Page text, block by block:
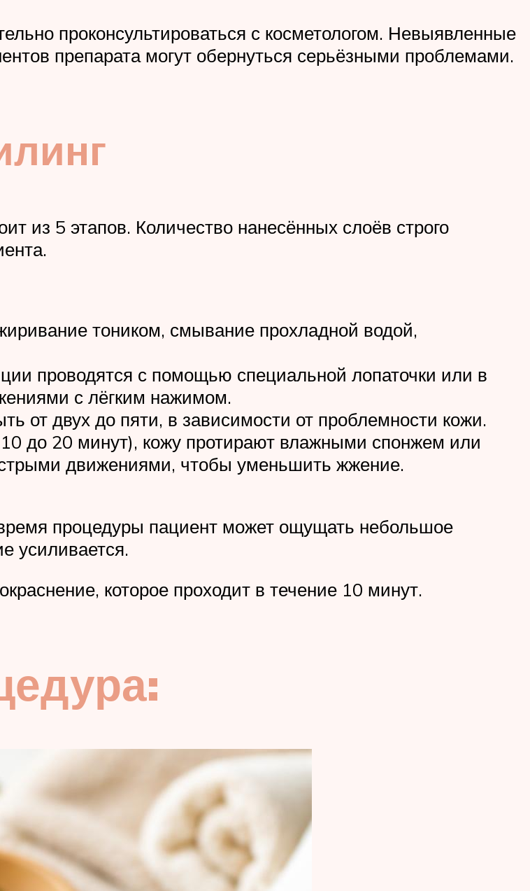
проконсультироваться с косметологом. Невыявленные
препарата могут обернуться серьёзными проблемами.
из 5 этапов. Количество нанесённых слоёв строго
тоником, смывание прохладной водой,
проводятся с помощью специальной лопаточки или в
с лёгким нажимом.
от двух до пяти, в зависимости от проблемности кожи.
до 20 минут), кожу протирают влажными спонжем или
движениями, чтобы уменьшить жжение.
процедуры пациент может ощущать небольшое
усиливается.
которое проходит в течение 10 минут.